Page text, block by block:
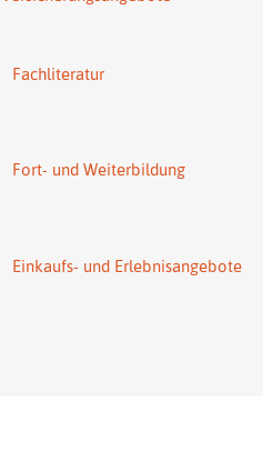
Fachliteratur
Fort- und Weiterbildung
Einkaufs- und Erlebnisangebote